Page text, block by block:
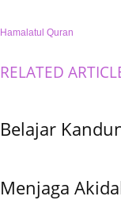
Hamalatul Quran
RELATED
Belajar
Menjaga